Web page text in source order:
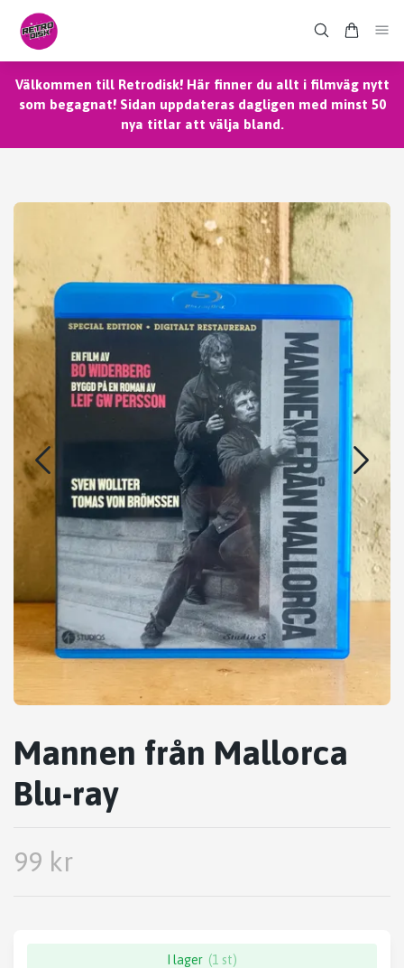
Välkommen till Retrodisk! Här finner du allt i filmväg nytt
som begagnat! Sidan uppdateras dagligen med minst 50
nya titlar att välja bland.
Mannen från Mallorca
Blu-ray
99 kr
I lager (1 st)